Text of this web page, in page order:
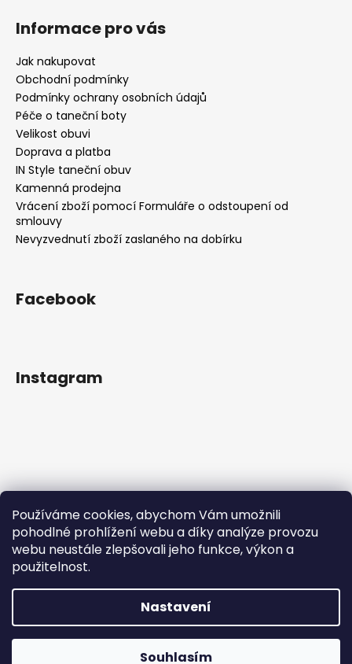
Používáme cookies, abychom Vám umožnili
pohodlné prohlížení webu a díky analýze provozu
webu neustále zlepšovali jeho funkce, výkon a
použitelnost.
Nastavení
Souhlasím
Informace pro vás
Jak nakupovat
Obchodní podmínky
Podmínky ochrany osobních údajů
Péče o taneční boty
Velikost obuvi
Doprava a platba
IN Style taneční obuv
Kamenná prodejna
Vrácení zboží pomocí Formuláře o odstoupení od
smlouvy
Nevyzvednutí zboží zaslaného na dobírku
Facebook
Instagram
Copyright 2026IN Style taneční obuv. Všechna práva
vyhrazena.